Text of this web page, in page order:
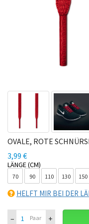
OVALE, ROTE
3,99 €
LÄNGE (CM)
70 90 110 130 150
HELFT MIR BEI DER
– Paar +